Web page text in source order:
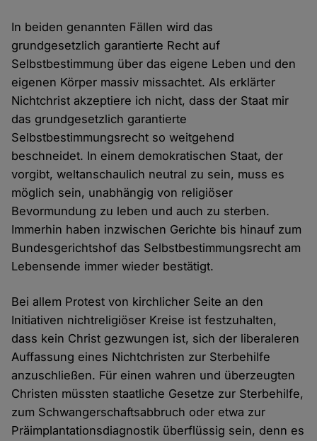
In beiden genannten Fällen wird das
grundgesetzlich garantierte Recht auf
Selbstbestimmung über das eigene Leben und den
eigenen Körper massiv missachtet. Als erklärter
Nichtchrist akzeptiere ich nicht, dass der Staat mir
das grundgesetzlich garantierte
Selbstbestimmungsrecht so weitgehend
beschneidet. In einem demokratischen Staat, der
vorgibt, weltanschaulich neutral zu sein, muss es
möglich sein, unabhängig von religiöser
Bevormundung zu leben und auch zu sterben.
Immerhin haben inzwischen Gerichte bis hinauf zum
Bundesgerichtshof das Selbstbestimmungsrecht am
Lebensende immer wieder bestätigt.
Bei allem Protest von kirchlicher Seite an den
Initiativen nichtreligiöser Kreise ist festzuhalten,
dass kein Christ gezwungen ist, sich der liberaleren
Auffassung eines Nichtchristen zur Sterbehilfe
anzuschließen. Für einen wahren und überzeugten
Christen müssten staatliche Gesetze zur Sterbehilfe,
zum Schwangerschaftsabbruch oder etwa zur
Präimplantationsdiagnostik überflüssig sein, denn es